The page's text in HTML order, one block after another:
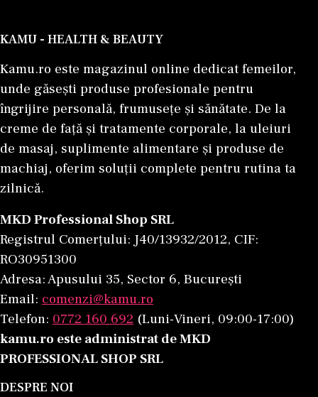
KAMU - HEALTH & BEAUTY
Kamu.ro este magazinul online dedicat femeilor,
unde găsești produse profesionale pentru
îngrijire personală, frumusețe și sănătate. De la
creme de față și tratamente corporale, la uleiuri
de masaj, suplimente alimentare și produse de
machiaj, oferim soluții complete pentru rutina ta
zilnică.
MKD Professional Shop SRL
Registrul Comerțului: J40/13932/2012, CIF:
RO30951300
Adresa: Apusului 35, Sector 6, București
Email: comenzi@kamu.ro
Telefon: 0772 160 692 (Luni-Vineri, 09:00-17:00)
kamu.ro este administrat de MKD
PROFESSIONAL SHOP SRL
DESPRE NOI